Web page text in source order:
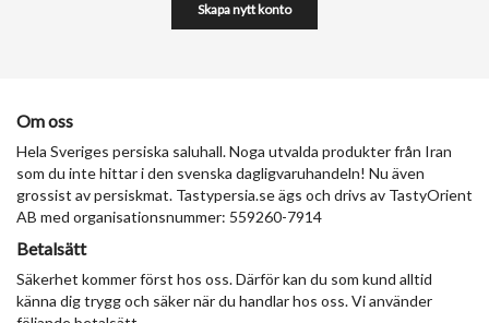
Skapa nytt konto
Om oss
Hela Sveriges persiska saluhall. Noga utvalda produkter från Iran
som du inte hittar i den svenska dagligvaruhandeln! Nu även
grossist av persiskmat. Tastypersia.se ägs och drivs av TastyOrient
AB med organisationsnummer: 559260-7914
Betalsätt
Säkerhet kommer först hos oss. Därför kan du som kund alltid
känna dig trygg och säker när du handlar hos oss. Vi använder